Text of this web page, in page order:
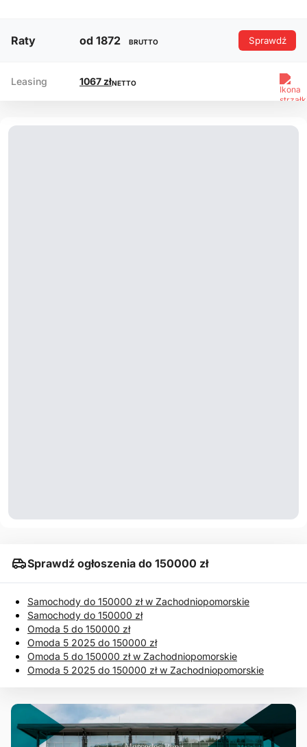
Raty od 1872 BRUTTO Sprawdź
Leasing 1067 złNETTO
Sprawdź ogłoszenia do 150000 zł
Samochody do 150000 zł w Zachodniopomorskie
Samochody do 150000 zł
Omoda 5 do 150000 zł
Omoda 5 2025 do 150000 zł
Omoda 5 do 150000 zł w Zachodniopomorskie
Omoda 5 2025 do 150000 zł w Zachodniopomorskie